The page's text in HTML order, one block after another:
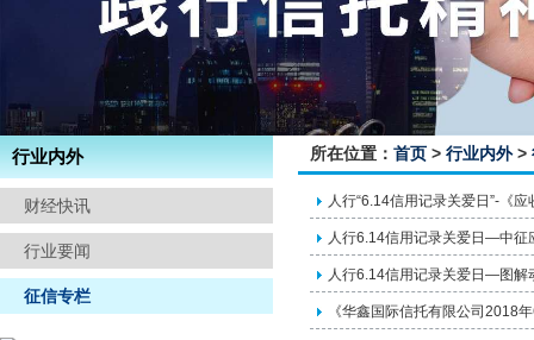
组织架构
企业文化
公司背景
行业内外
财经快讯
行业要闻
征信专栏
所在位置： 首页 > 行业内外>
人行“6.14信用记录关爱日”-《
人行6.14信用记录关爱日—中征
人行6.14信用记录关爱日—图解
《华鑫国际信托有限公司2018